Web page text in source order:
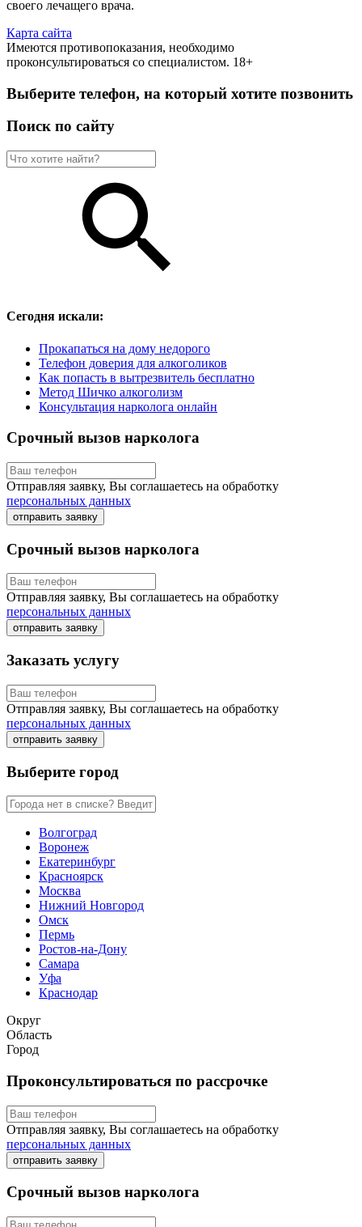
своего лечащего врача.
Карта сайта
Имеются противопоказания, необходимо
проконсультироваться со специалистом. 18+
Выберите телефон, на который хотите позвонить
Поиск по сайту
Сегодня искали:
Прокапаться на дому недорого
Телефон доверия для алкоголиков
Как попасть в вытрезвитель бесплатно
Метод Шичко алкоголизм
Консультация нарколога онлайн
Срочный вызов нарколога
Отправляя заявку, Вы соглашаетесь на обработку
персональных данных
отправить заявку
Срочный вызов нарколога
Отправляя заявку, Вы соглашаетесь на обработку
персональных данных
отправить заявку
Заказать услугу
Отправляя заявку, Вы соглашаетесь на обработку
персональных данных
отправить заявку
Выберите город
Волгоград
Воронеж
Екатеринбург
Красноярск
Москва
Нижний Новгород
Омск
Пермь
Ростов-на-Дону
Самара
Уфа
Краснодар
Округ
Область
Город
Проконсультироваться по рассрочке
Отправляя заявку, Вы соглашаетесь на обработку
персональных данных
отправить заявку
Срочный вызов нарколога